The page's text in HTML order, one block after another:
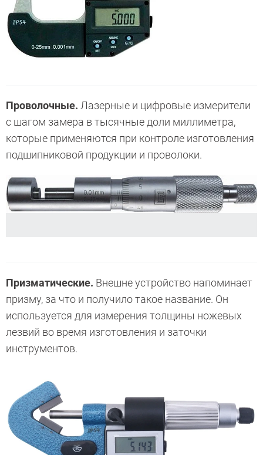
Проволочные. Лазерные и цифровые измерители
с шагом замера в тысячные доли миллиметра,
которые применяются при контроле изготовления
подшипниковой продукции и проволоки.
Призматические. Внешне устройство напоминает
призму, за что и получило такое название. Он
используется для измерения толщины ножевых
лезвий во время изготовления и заточки
инструментов.